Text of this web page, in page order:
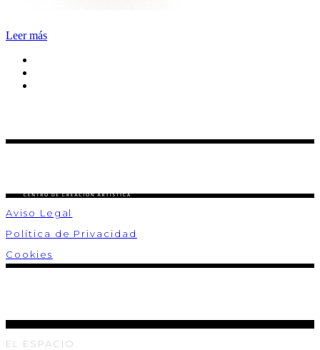
Leer más
Aviso Legal
Política de Privacidad
Cookies
EL ESPACIO